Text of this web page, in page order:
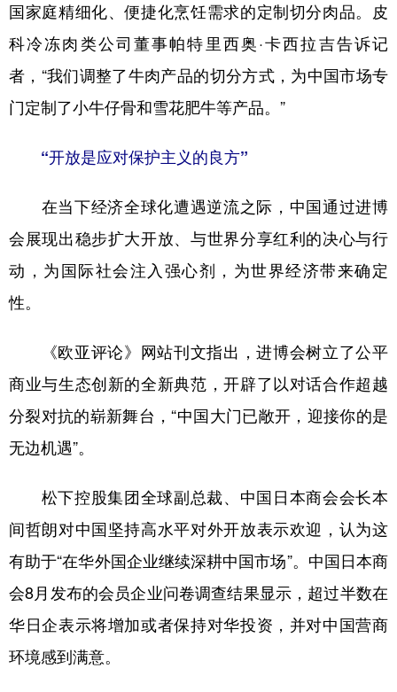
国家庭精细化、便捷化烹饪需求的定制切分肉品。皮
科冷冻肉类公司董事帕特里西奥·卡西拉吉告诉记
者，“我们调整了牛肉产品的切分方式，为中国市场专
门定制了小牛仔骨和雪花肥牛等产品。”
“开放是应对保护主义的良方”
在当下经济全球化遭遇逆流之际，中国通过进博
会展现出稳步扩大开放、与世界分享红利的决心与行
动，为国际社会注入强心剂，为世界经济带来确定
性。
《欧亚评论》网站刊文指出，进博会树立了公平
商业与生态创新的全新典范，开辟了以对话合作超越
分裂对抗的崭新舞台，“中国大门已敞开，迎接你的是
无边机遇”。
松下控股集团全球副总裁、中国日本商会会长本
间哲朗对中国坚持高水平对外开放表示欢迎，认为这
有助于“在华外国企业继续深耕中国市场”。中国日本商
会8月发布的会员企业问卷调查结果显示，超过半数在
华日企表示将增加或者保持对华投资，并对中国营商
环境感到满意。